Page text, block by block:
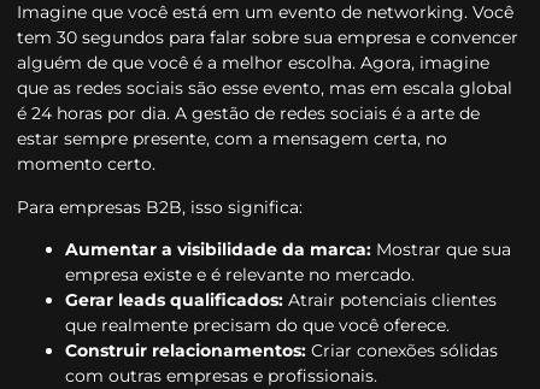
Imagine que você está em um evento de networking. Você
tem 30 segundos para falar sobre sua empresa e convencer
alguém de que você é a melhor escolha. Agora, imagine
que as redes sociais são esse evento, mas em escala global
é 24 horas por dia. A gestão de redes sociais é a arte de
estar sempre presente, com a mensagem certa, no
momento certo.
Para empresas B2B, isso significa:
Aumentar a visibilidade da marca: Mostrar que sua
empresa existe e é relevante no mercado.
Gerar leads qualificados: Atrair potenciais clientes
que realmente precisam do que você oferece.
Construir relacionamentos: Criar conexões sólidas
com outras empresas e profissionais.